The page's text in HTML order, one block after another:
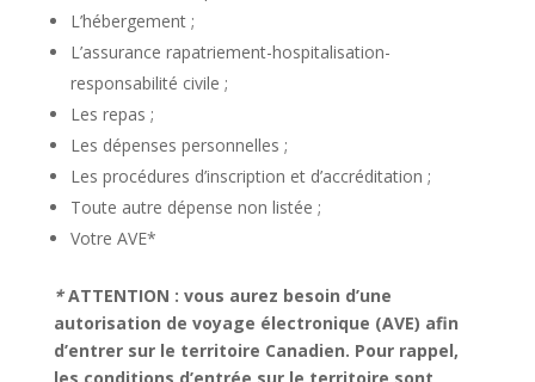
L’hébergement ;
L’assurance rapatriement-hospitalisation-
responsabilité civile ;
Les repas ;
Les dépenses personnelles ;
Les procédures d’inscription et d’accréditation ;
Toute autre dépense non listée ;
Votre AVE*
*ATTENTION : vous aurez besoin d’une
autorisation de voyage électronique (AVE) afin
d’entrer sur le territoire Canadien. Pour rappel,